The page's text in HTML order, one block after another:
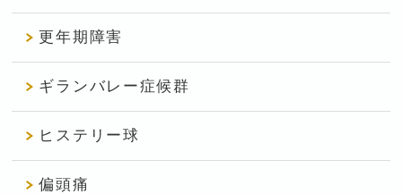
更年期障害
ギランバレー症候群
ヒステリー球
偏頭痛